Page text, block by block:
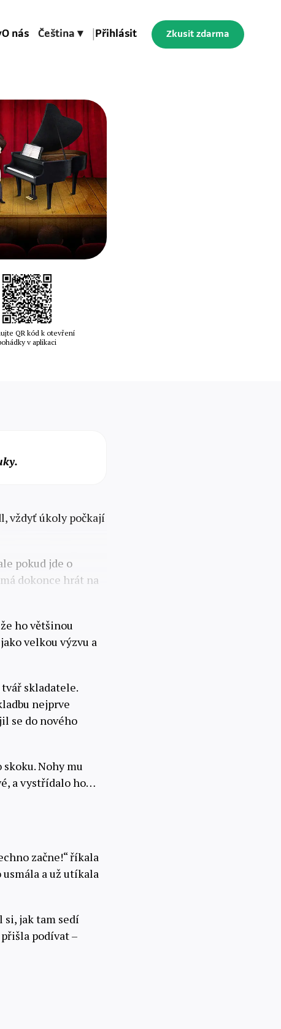
O nás Čeština ▾ Přihlásit Zkusit zdarma
QR kód k otevření
v aplikaci
vždyť úkoly počkají
pokud jde o
dokonce hrát na
ho většinou
velkou výzvu a
skladatele.
nejprve
se do nového
Nohy mu
a vystřídalo ho…
začne!“ říkala
a už utíkala
jak tam sedí
podívat –